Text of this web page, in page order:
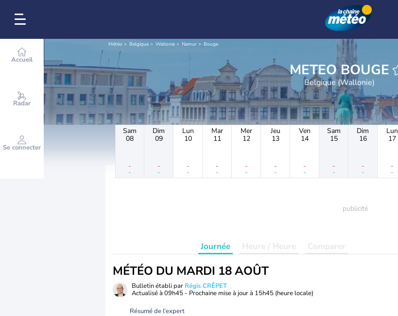
Accueil
Radar
Se connecter
Météo Belgique Wallonie Namur Bouge
METEO BOUGE
Belgique (Wallonie)
Sam
08
-
-
Dim
09
-
-
Lun
10
-
-
Mar
11
-
-
Mer
12
-
-
Jeu
13
-
-
Ven
14
-
-
Sam
15
-
-
Dim
16
-
-
Lun
17
-
-
Journée Heure / Heure Comparer
MÉTÉO DU MARDI 18 AOÛT
Bulletin établi par Régis CRÊPET
Actualisé à 09h45 - Prochaine mise à jour à 15h45 (heure locale)
Résumé de l’expert